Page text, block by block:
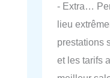
- Extra…
lieu
prestations
et les tarifs